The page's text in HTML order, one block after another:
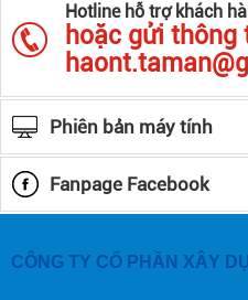
Hotline hỗ trợ khách
hoặc gửi thông
Phiên bản máy tính
Fanpage Facebook
CÔNG TY CỔ PHẦN XÂY